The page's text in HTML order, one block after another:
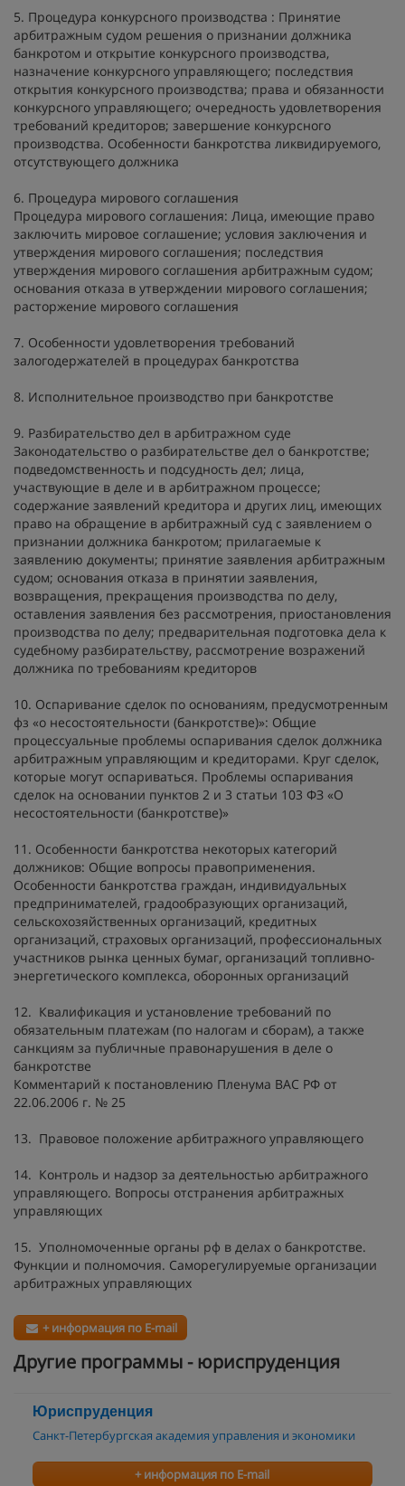
5. Процедура конкурсного производства : Принятие
арбитражным судом решения о признании должника
банкротом и открытие конкурсного производства,
назначение конкурсного управляющего; последствия
открытия конкурсного производства; права и обязанности
конкурсного управляющего; очередность удовлетворения
требований кредиторов; завершение конкурсного
производства. Особенности банкротства ликвидируемого,
отсутствующего должника
6. Процедура мирового соглашения
Процедура мирового соглашения: Лица, имеющие право
заключить мировое соглашение; условия заключения и
утверждения мирового соглашения; последствия
утверждения мирового соглашения арбитражным судом;
основания отказа в утверждении мирового соглашения;
расторжение мирового соглашения
7. Особенности удовлетворения требований
залогодержателей в процедурах банкротства
8. Исполнительное производство при банкротстве
9. Разбирательство дел в арбитражном суде
Законодательство о разбирательстве дел о банкротстве;
подведомственность и подсудность дел; лица,
участвующие в деле и в арбитражном процессе;
содержание заявлений кредитора и других лиц, имеющих
право на обращение в арбитражный суд с заявлением о
признании должника банкротом; прилагаемые к
заявлению документы; принятие заявления арбитражным
судом; основания отказа в принятии заявления,
возвращения, прекращения производства по делу,
оставления заявления без рассмотрения, приостановления
производства по делу; предварительная подготовка дела к
судебному разбирательству, рассмотрение возражений
должника по требованиям кредиторов
10. Оспаривание сделок по основаниям, предусмотренным
фз «о несостоятельности (банкротстве)»: Общие
процессуальные проблемы оспаривания сделок должника
арбитражным управляющим и кредиторами. Круг сделок,
которые могут оспариваться. Проблемы оспаривания
сделок на основании пунктов 2 и 3 статьи 103 ФЗ «О
несостоятельности (банкротстве)»
11. Особенности банкротства некоторых категорий
должников: Общие вопросы правоприменения.
Особенности банкротства граждан, индивидуальных
предпринимателей, градообразующих организаций,
сельскохозяйственных организаций, кредитных
организаций, страховых организаций, профессиональных
участников рынка ценных бумаг, организаций топливно-
энергетического комплекса, оборонных организаций
12. Квалификация и установление требований по
обязательным платежам (по налогам и сборам), а также
санкциям за публичные правонарушения в деле о
банкротстве
Комментарий к постановлению Пленума ВАС РФ от
22.06.2006 г. № 25
13. Правовое положение арбитражного управляющего
14. Контроль и надзор за деятельностью арбитражного
управляющего. Вопросы отстранения арбитражных
управляющих
15. Уполномоченные органы рф в делах о банкротстве.
Функции и полномочия. Саморегулируемые организации
арбитражных управляющих
+ информация по E-mail
Другие программы - юриспруденция
Юриспруденция
Санкт-Петербургская академия управления и экономики
+ информация по E-mail